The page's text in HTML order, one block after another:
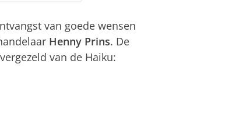
van goede wensen
Henny Prins. De
van de Haiku: